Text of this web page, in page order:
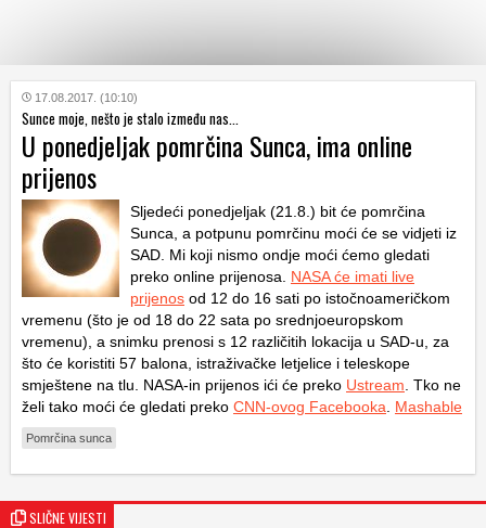
KATEGORIJE
HRVATSKI
WEB
17.08.2017. (10:10)
Sunce moje, nešto je stalo između nas...
U ponedjeljak pomrčina Sunca, ima online
prijenos
Sljedeći ponedjeljak (21.8.) bit će pomrčina
Sunca, a potpunu pomrčinu moći će se vidjeti iz
SAD. Mi koji nismo ondje moći ćemo gledati
preko online prijenosa. NASA će imati live
prijenos od 12 do 16 sati po istočnoameričkom
vremenu (što je od 18 do 22 sata po srednjoeuropskom
vremenu), a snimku prenosi s 12 različitih lokacija u SAD-u, za
što će koristiti 57 balona, istraživačke letjelice i teleskope
smještene na tlu. NASA-in prijenos ići će preko Ustream . Tko ne
želi tako moći će gledati preko CNN-ovog Facebooka Mashable
Pomrčina sunca
SLIČNE VIJESTI